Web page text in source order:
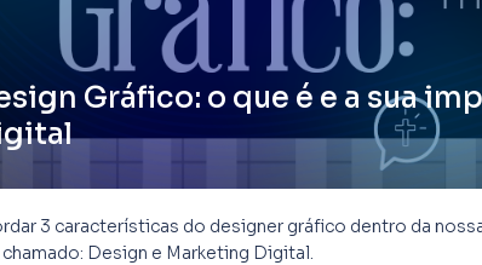
Gráfico: o que é e a sua
3 características do designer gráfico dentro da
Design e Marketing Digital.